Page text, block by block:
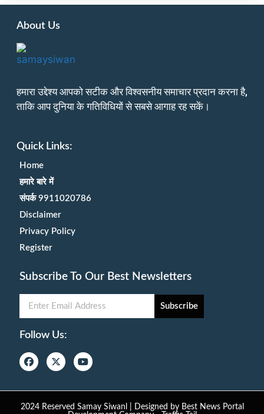
About Us
हमारा उद्देश्य आपको सटीक और विश्वसनीय समाचार प्रदान करना है,
ताकि आप दुनिया के गतिविधियों से सबसे आगाह रह सकें।
Quick Links:
Home
हमारे बारे में
संपर्क 9911020786
Disclaimer
Privacy Policy
Register
Subscribe To Our Best Newsletters
Subscribe
Follow Us:
2024 Reserved Samay Siwanl | Designed by Best News Portal